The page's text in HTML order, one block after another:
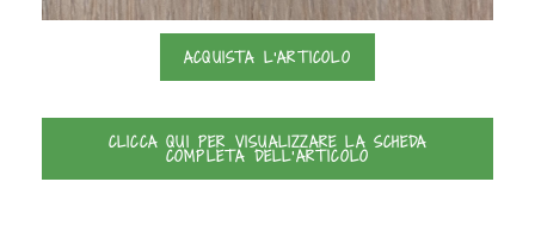
ACQUISTA L'ARTICOLO
CLICCA QUI PER VISUALIZZARE LA SCHEDA
COMPLETA DELL'ARTICOLO